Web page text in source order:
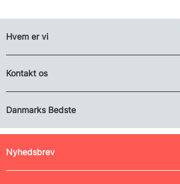
Hvem er vi
Kontakt os
Danmarks Bedste
Nyhedsbrev